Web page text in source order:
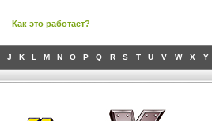
Как это работает?
J K L M N O P Q R S T U V W X Y